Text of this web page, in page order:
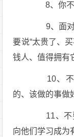
8、你不
9、面对
要说“太贵了、
钱人、值得拥有
10、不
的、该做的事做
11、不要
向他们学习成为